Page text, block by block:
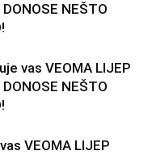
NEŠTO
vas VEOMA LIJEP
NEŠTO
VEOMA LIJEP